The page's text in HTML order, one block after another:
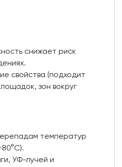
снижает риск
свойства (подходит
зон вокруг
температур
УФ-лучей и